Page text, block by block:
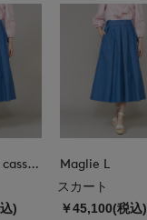
M Maglie le cassetto
)
Maglie L
スカート
￥45,100(税込)